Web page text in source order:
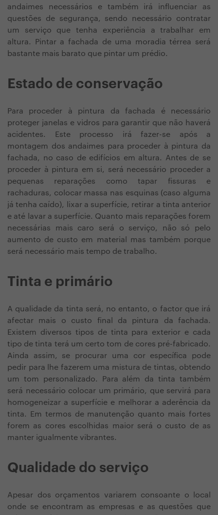
andaimes necessários e também irá influenciar as
questões de segurança, sendo necessário contratar
um serviço que tenha experiência a trabalhar em
altura. Pintar a fachada de uma moradia térrea será
bastante mais barato que pintar um prédio.
Estado de conservação
Para proceder à pintura da fachada é necessário
proteger janelas e vidros para garantir que não haverá
acidentes. Este processo irá fazer-se após a
montagem dos andaimes para proceder à pintura da
fachada, no caso de edifícios em altura. Antes de se
proceder à pintura em si, será necessário proceder a
pequenas reparações como tapar fissuras e
rachaduras, colocar massa nas esquinas (caso alguma
já tenha caído), lixar a superfície, retirar a tinta anterior
e até lavar a superfície. Quanto mais reparações forem
necessárias mais caro será o serviço, não só pelo
aumento de custo em material mas também porque
será necessário mais tempo de trabalho.
Tinta e primário
A qualidade da tinta será, no entanto, o factor que irá
afectar mais o custo final da pintura da fachada.
Existem diversos tipos de tinta para exterior e cada
tipo de tinta terá um certo tom de cores pré-fabricado.
Ainda assim, se procurar uma cor específica pode
pedir para lhe fazerem uma mistura de tintas, obtendo
um tom personalizado. Para além da tinta também
será necessário colocar um primário, que servirá para
homogeneizar a superfície e melhorar a aderência da
tinta. Em termos de manutenção quanto mais fortes
forem as cores escolhidas maior será o custo de as
manter igualmente vibrantes.
Qualidade do serviço
Apesar dos orçamentos variarem consoante o local
onde se encontram as empresas e as questões que